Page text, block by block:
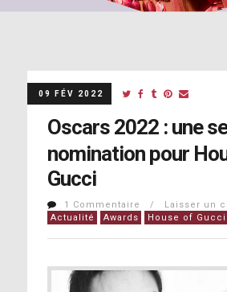
09 FÉV 2022
Oscars 2022 : une
nomination pour
Gucci
1 Commentaire / Laisser un
Actualité
Awards House of Gucci